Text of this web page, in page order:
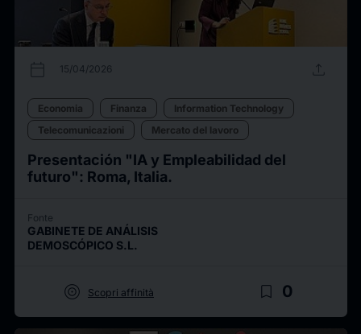
calendar_today 15/04/2026 upload
Economia Finanza
Information Technology
Telecomunicazioni
Mercato del lavoro
Presentación "IA y Empleabilidad del
futuro": Roma, Italia.
Fonte
GABINETE DE ANÁLISIS
DEMOSCÓPICO S.L.
target Scopri affinità bookmark_border 0